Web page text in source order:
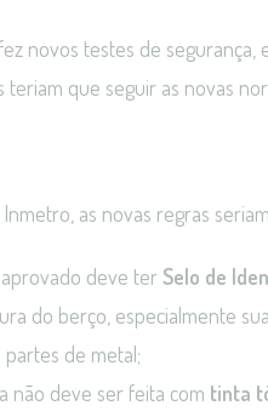
fez novos testes de segurança,
teriam que seguir as novas
as novas regras
deve terSelo de
do berço, especialmente
partes de metal;
não deve ser feita com tinta